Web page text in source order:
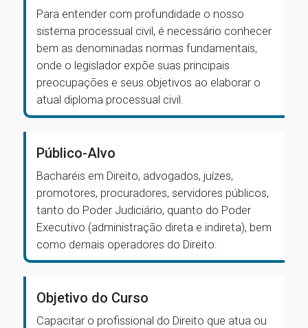
Para entender com profundidade o nosso
sistema processual civil, é necessário conhecer
bem as denominadas normas fundamentais,
onde o legislador expõe suas principais
preocupações e seus objetivos ao elaborar o
atual diploma processual civil.
Público-Alvo
Bacharéis em Direito, advogados, juízes,
promotores, procuradores, servidores públicos,
tanto do Poder Judiciário, quanto do Poder
Executivo (administração direta e indireta), bem
como demais operadores do Direito.
Objetivo do Curso
Capacitar o profissional do Direito que atua ou